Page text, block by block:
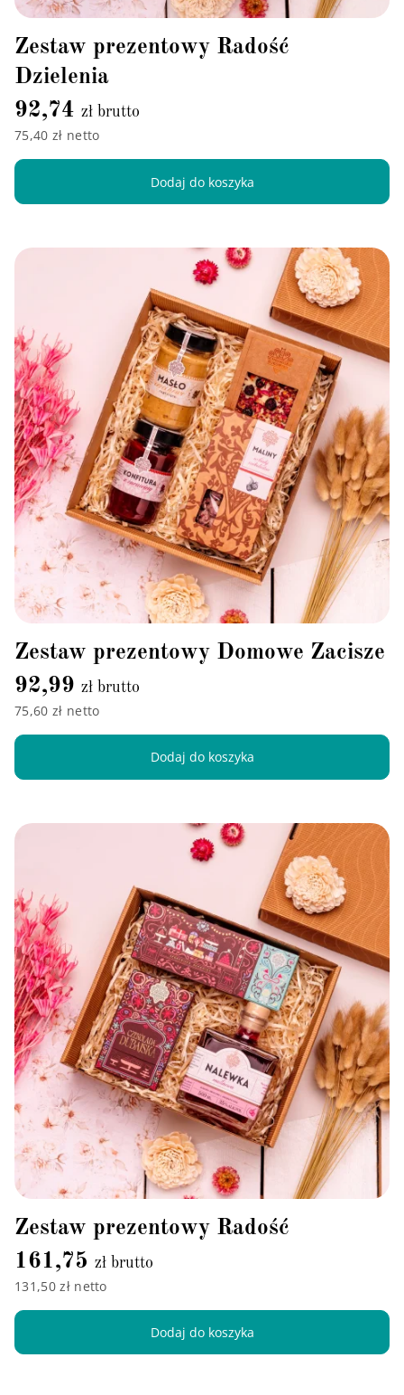
Zestaw prezentowy Radość
Dzielenia
92,74 zł brutto
75,40 zł netto
Dodaj do koszyka
Zestaw prezentowy Domowe Zacisze
92,99 zł brutto
75,60 zł netto
Dodaj do koszyka
Zestaw prezentowy Radość
161,75 zł brutto
131,50 zł netto
Dodaj do koszyka